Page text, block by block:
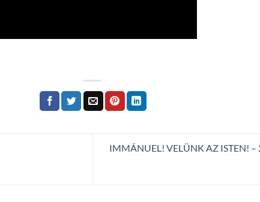
IMMÁNUEL! VELÜNK AZ ISTEN! –